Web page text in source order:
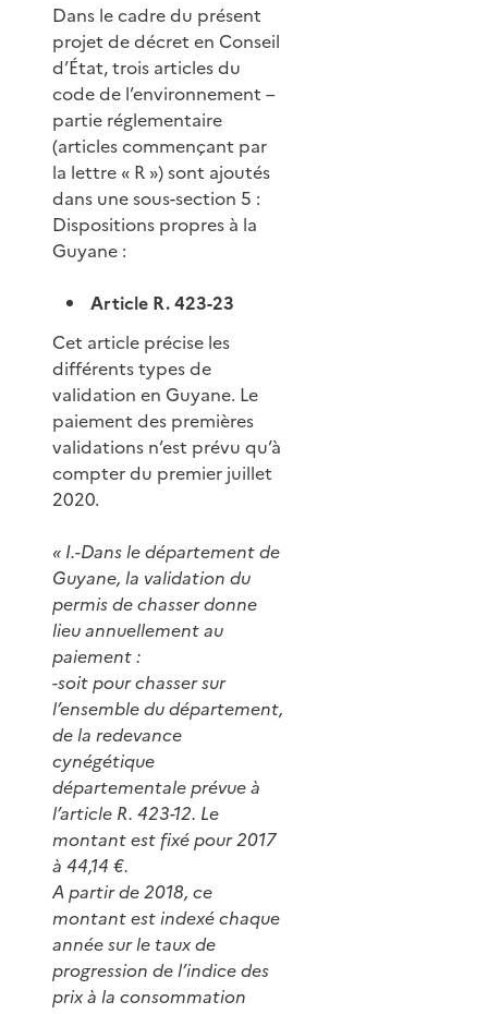
Dans le cadre du présent
projet de décret en Conseil
d’État, trois articles du
code de l’environnement –
partie réglementaire
(articles commençant par
la lettre « R ») sont ajoutés
dans une sous-section 5 :
Dispositions propres à la
Guyane :
Article R. 423-23
Cet article précise les
différents types de
validation en Guyane. Le
paiement des premières
validations n’est prévu qu’à
compter du premier juillet
2020.
« I.-Dans le département de
Guyane, la validation du
permis de chasser donne
lieu annuellement au
paiement :
-soit pour chasser sur
l’ensemble du département,
de la redevance
cynégétique
départementale prévue à
l’article R. 423-12. Le
montant est fixé pour 2017
à 44,14 €.
A partir de 2018, ce
montant est indexé chaque
année sur le taux de
progression de l’indice des
prix à la consommation